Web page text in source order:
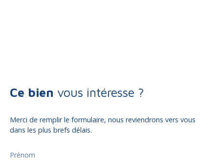
Ce bien vous intéresse ?
Merci de remplir le formulaire, nous reviendrons vers vous
dans les plus brefs délais.
Prénom